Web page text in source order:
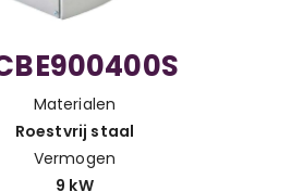
Materialen
Roestvrij staal
Vermogen
9 kW